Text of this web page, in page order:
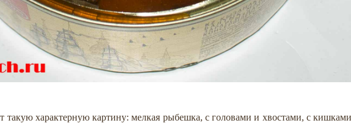
характерную картину: мелкая рыбешка, с головами и хвостами, с